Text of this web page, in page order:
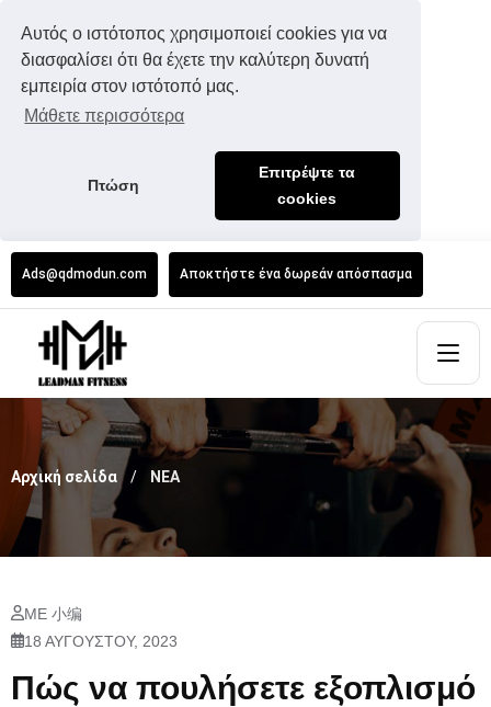
Αυτός ο ιστότοπος χρησιμοποιεί cookies για να
διασφαλίσει ότι θα έχετε την καλύτερη δυνατή
εμπειρία στον ιστότοπό μας.
Μάθετε περισσότερα
Πτώση
Επιτρέψτε τα
cookies
Ads@qdmodun.com Αποκτήστε ένα δωρεάν απόσπασμα
Αρχική σελίδα ΝΕΑ
ΜΕ 小编
18 ΑΥΓΟΎΣΤΟΥ, 2023
Πώς να πουλήσετε εξοπλισμό